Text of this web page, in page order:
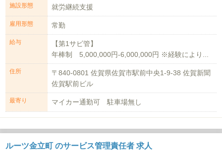
施設形態 就労継続支援
雇用形態 常勤
給与
【第1サビ管】
年棒制 5,000,000円-6,000,000円 ※経験により...
住所
〒840-0801 佐賀県佐賀市駅前中央1-9-38 佐賀新聞
佐賀駅前ビル
最寄り マイカー通勤可 駐車場無し
ルーツ金立町 のサービス管理責任者 求人